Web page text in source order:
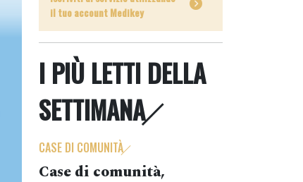
il tuo account Medikey
I PIÙ LETTI DELLA
SETTIMANA
CASE DI COMUNITÀ
Case di comunità,